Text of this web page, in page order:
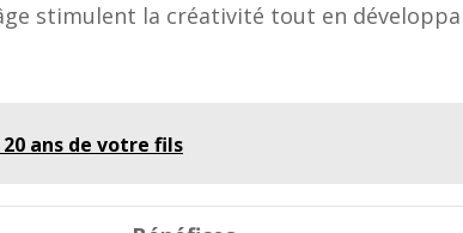
stimulent la créativité tout en
ans de votre fils